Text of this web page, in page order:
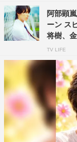
桐野マコト役の曽野舜
作委員会・MBS
阿部顕
ーン ス
将樹、
TV LIFE